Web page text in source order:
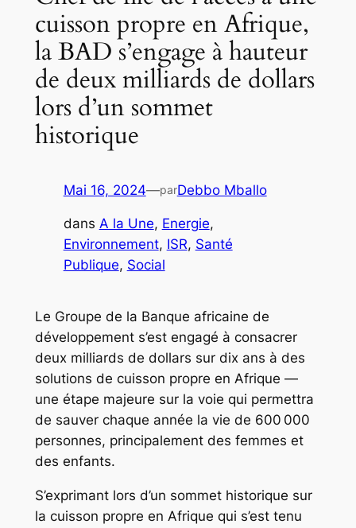
cuisson propre en Afrique,
la BAD s’engage à hauteur
de deux milliards de dollars
lors d’un sommet
historique
Mai 16, 2024—parDebbo Mballo
dans A la Une, Energie
Environnement, ISR, Santé
Publique, Social
Le Groupe de la Banque africaine de
développement s’est engagé à consacrer
deux milliards de dollars sur dix ans à des
solutions de cuisson propre en Afrique —
une étape majeure sur la voie qui permettra
de sauver chaque année la vie de 600 000
personnes, principalement des femmes et
des enfants.
S’exprimant lors d’un sommet historique sur
la cuisson propre en Afrique qui s’est tenu